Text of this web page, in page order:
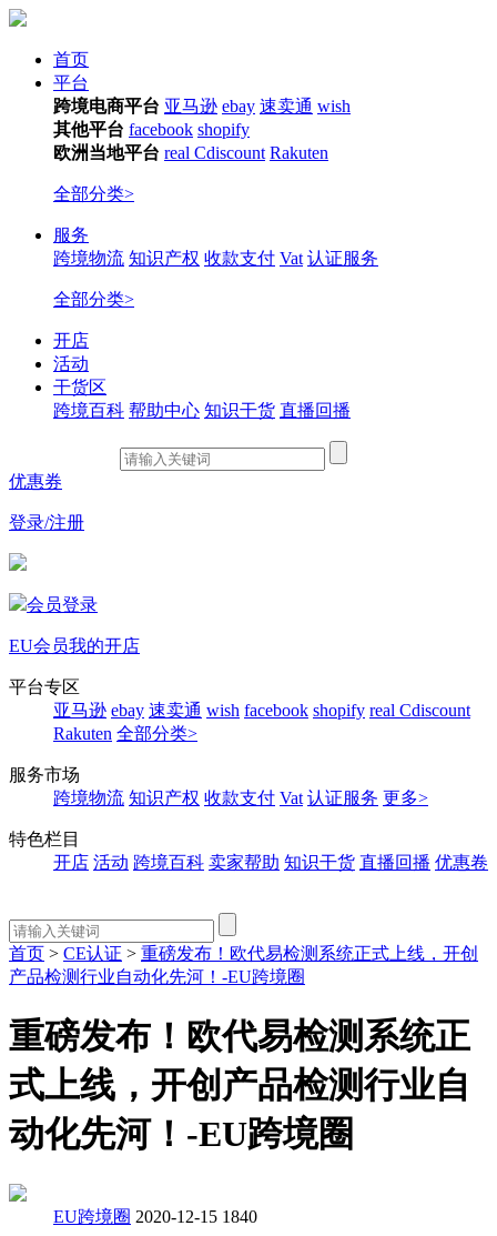
首页
平台
跨境电商平台 亚马逊 ebay 速卖通 wish
其他平台 facebook shopify
欧洲当地平台 real Cdiscount Rakuten
全部分类>
服务
跨境物流 知识产权 收款支付 Vat 认证服务
全部分类>
开店
活动
干货区
跨境百科 帮助中心 知识干货 直播回播
优惠券
登录/注册
会员登录
EU会员我的开店
平台专区
亚马逊 ebay 速卖通 wish facebook shopify real Cdiscount
Rakuten 全部分类>
服务市场
跨境物流 知识产权 收款支付 Vat 认证服务 更多>
特色栏目
开店 活动 跨境百科 卖家帮助 知识干货 直播回播 优惠卷
首页 > CE认证 > 重磅发布！欧代易检测系统正式上线，开创
产品检测行业自动化先河！-EU跨境圈
重磅发布！欧代易检测系统正
式上线，开创产品检测行业自
动化先河！-EU跨境圈
EU跨境圈 2020-12-15 1840